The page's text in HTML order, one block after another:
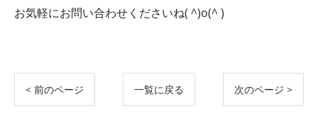
お気軽にお問い合わせくださいね( ^)o(^ )
< 前のページ 一覧に戻る 次のページ >